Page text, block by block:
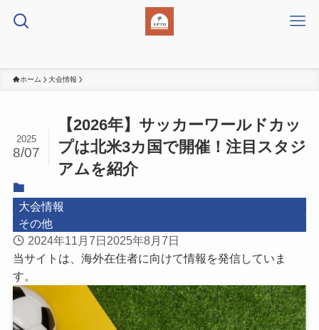
ホーム 大会情報
【2026年】サッカーワールドカッ
プは北米3カ国で開催！注目スタジ
アムを紹介
2025
8/07
大会情報
その他
2024年11月7日 2025年8月7日
当サイトは、海外在住者に向けて情報を発信していま
す。